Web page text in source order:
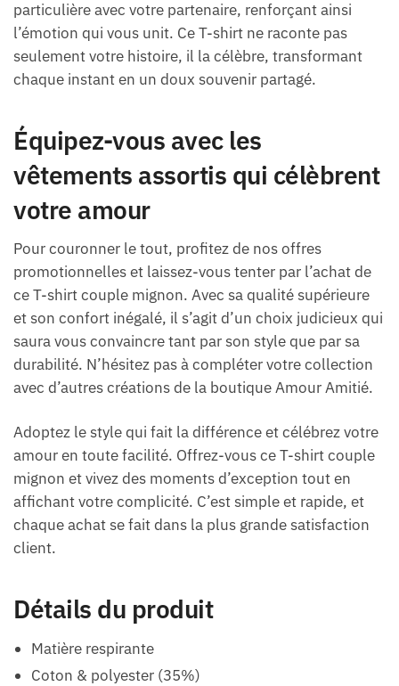
particulière avec votre partenaire, renforçant ainsi
l’émotion qui vous unit. Ce T-shirt ne raconte pas
seulement votre histoire, il la célèbre, transformant
chaque instant en un doux souvenir partagé.
Équipez-vous avec les
vêtements assortis qui célèbrent
votre amour
Pour couronner le tout, profitez de nos offres
promotionnelles et laissez-vous tenter par l’achat de
ce T-shirt couple mignon. Avec sa qualité supérieure
et son confort inégalé, il s’agit d’un choix judicieux qui
saura vous convaincre tant par son style que par sa
durabilité. N’hésitez pas à compléter votre collection
avec d’autres créations de la boutique Amour Amitié.
Adoptez le style qui fait la différence et célébrez votre
amour en toute facilité. Offrez-vous ce T-shirt couple
mignon et vivez des moments d’exception tout en
affichant votre complicité. C’est simple et rapide, et
chaque achat se fait dans la plus grande satisfaction
client.
Détails du produit
Matière respirante
Coton & polyester (35%)